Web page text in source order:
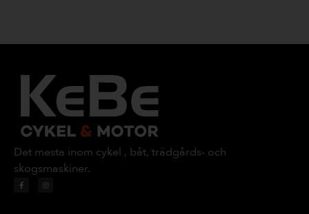
Det mesta inom cykel , båt, trädgårds- och
skogsmaskiner.